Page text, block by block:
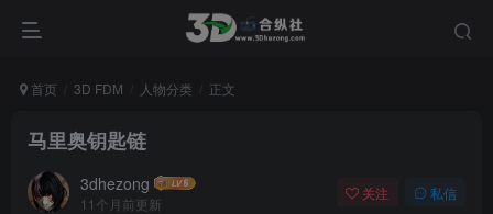
首页 3D FDM 人物分类 正文
马里奥钥匙链
3dhezong
11个月前更新
关注 私信